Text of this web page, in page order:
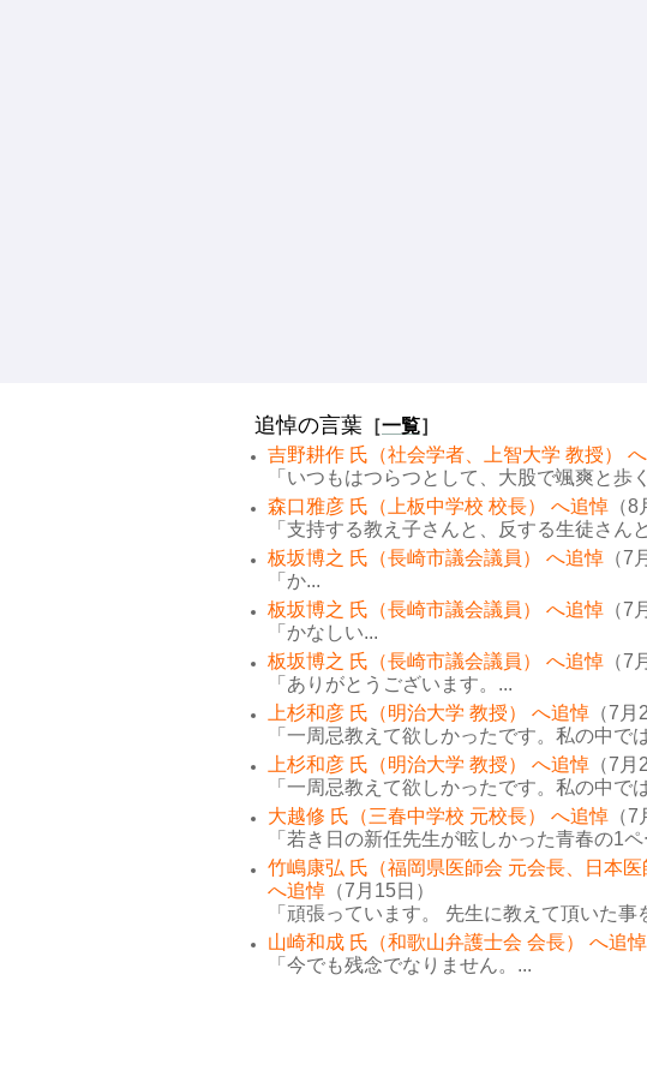
追悼の言葉 ［一覧］
吉野耕作 氏（社会学者、上智大学 教授）
「いつもはつらつとして、大股で颯爽と歩
森口雅彦 氏（上板中学校 校長） へ追悼 （8
「支持する教え子さんと、反する生徒さん
板坂博之 氏（長崎市議会議員） へ追悼 （7
「か...
板坂博之 氏（長崎市議会議員） へ追悼 （7
「かなしい...
板坂博之 氏（長崎市議会議員） へ追悼 （7
「ありがとうございます。...
上杉和彦 氏（明治大学 教授） へ追悼 （7月
「一周忌教えて欲しかったです。私の中で
上杉和彦 氏（明治大学 教授） へ追悼 （7月
「一周忌教えて欲しかったです。私の中で
大越修 氏（三春中学校 元校長） へ追悼 （7
「若き日の新任先生が眩しかった青春の1
竹嶋康弘 氏（福岡県医師会 元会長、日本医
へ追悼 （7月15日）
「頑張っています。 先生に教えて頂いた事
山崎和成 氏（和歌山弁護士会 会長） へ追悼
「今でも残念でなりません。...